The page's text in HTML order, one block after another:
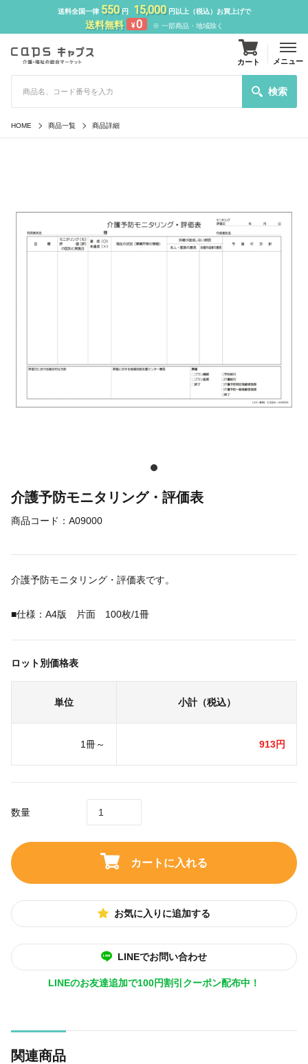
送料全国一律 550円 15,000円以上（税込）お買上げで
送料無料 ¥0 ※ 一部商品・地域除く
検索
カート メニュー
HOME 商品一覧 商品詳細
介護予防モニタリング・評価表
商品コード： A09000
介護予防モニタリング・評価表です。
■仕様：A4版 片面 100枚/1冊
ロット別価格表
単位 小計（税込）
1冊～ 913円
数量
カートに入れる
お気に入りに追加する
LINEでお問い合わせ
LINEのお友達追加で100円割引クーポン配布中！
関連商品